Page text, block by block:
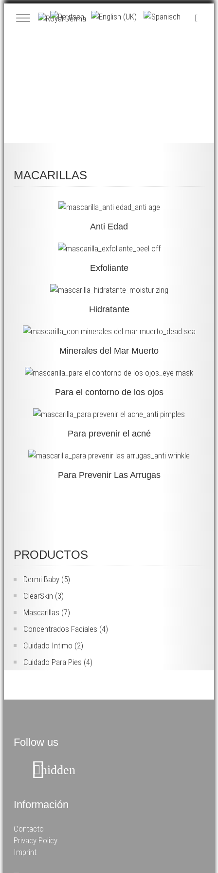
MACARILLAS
Anti Edad
Exfoliante
Hidratante
Minerales del Mar Muerto
Para el contorno de los ojos
Para prevenir el acné
Para Prevenir Las Arrugas
PRODUCTOS
Dermi Baby (5)
ClearSkin (3)
Mascarillas (7)
Concentrados Faciales (4)
Cuidado Intimo (2)
Cuidado Para Pies (4)
Follow us
hidden
Información
Contacto
Privacy Policy
Imprint